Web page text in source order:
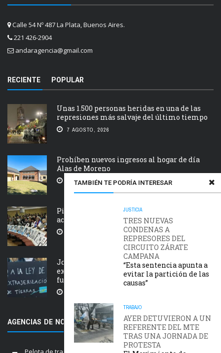
TAMBIÉN TE PODRÍA INTERESAR
JUSTICIA
TRES NUEVAS
CONDENAS A
REPRESORES DEL
CIRCUITO ZÁRATE
CAMPANA
“Esta sentencia apunta a
evitar la partición de las
causas”
TRABAJO
AYER DETUVIERON A UN
REFERENTE DEL MTE
TRAS UNA JORNADA DE
PROTESTA
Calle 54 Nº 487 La Plata, Buenos Aires.
221 426-2904
andaragencia@gmail.com
RECIENTE POPULAR
Unas 1.500 personas heridas en una de las
represiones más salvaje del último tiempo
7 AGOSTO, 2026
Prohíben nuevos ingresos al hogar de día
Alas de Moreno
5 AGOSTO, 2026
Piden que el Tribunal Federal 2 de Rosario
acelere el juicio Saint Amant IV
Jornada nacional en rechazo a la
extranjerización de tierras, manejo del
fuego y desalojos
AGENCIAS DE NOTICIAS AMIGAS